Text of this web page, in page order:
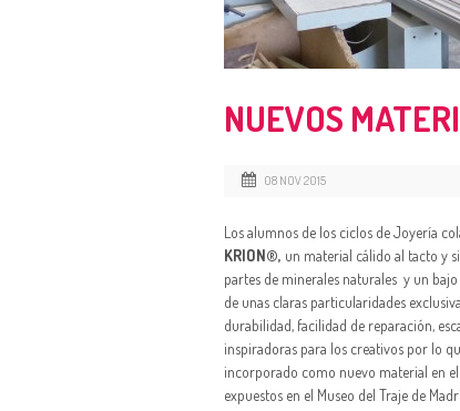
NUEVOS
08 NOV 2015
Los alumnos de los ciclos de Joyería
KRION®, un material cálido al tacto y
partes de minerales naturales y un
de unas claras particularidades
durabilidad, facilidad de reparación,
inspiradoras para los creativos por lo
incorporado como nuevo material en
expuestos en el Museo del Traje de